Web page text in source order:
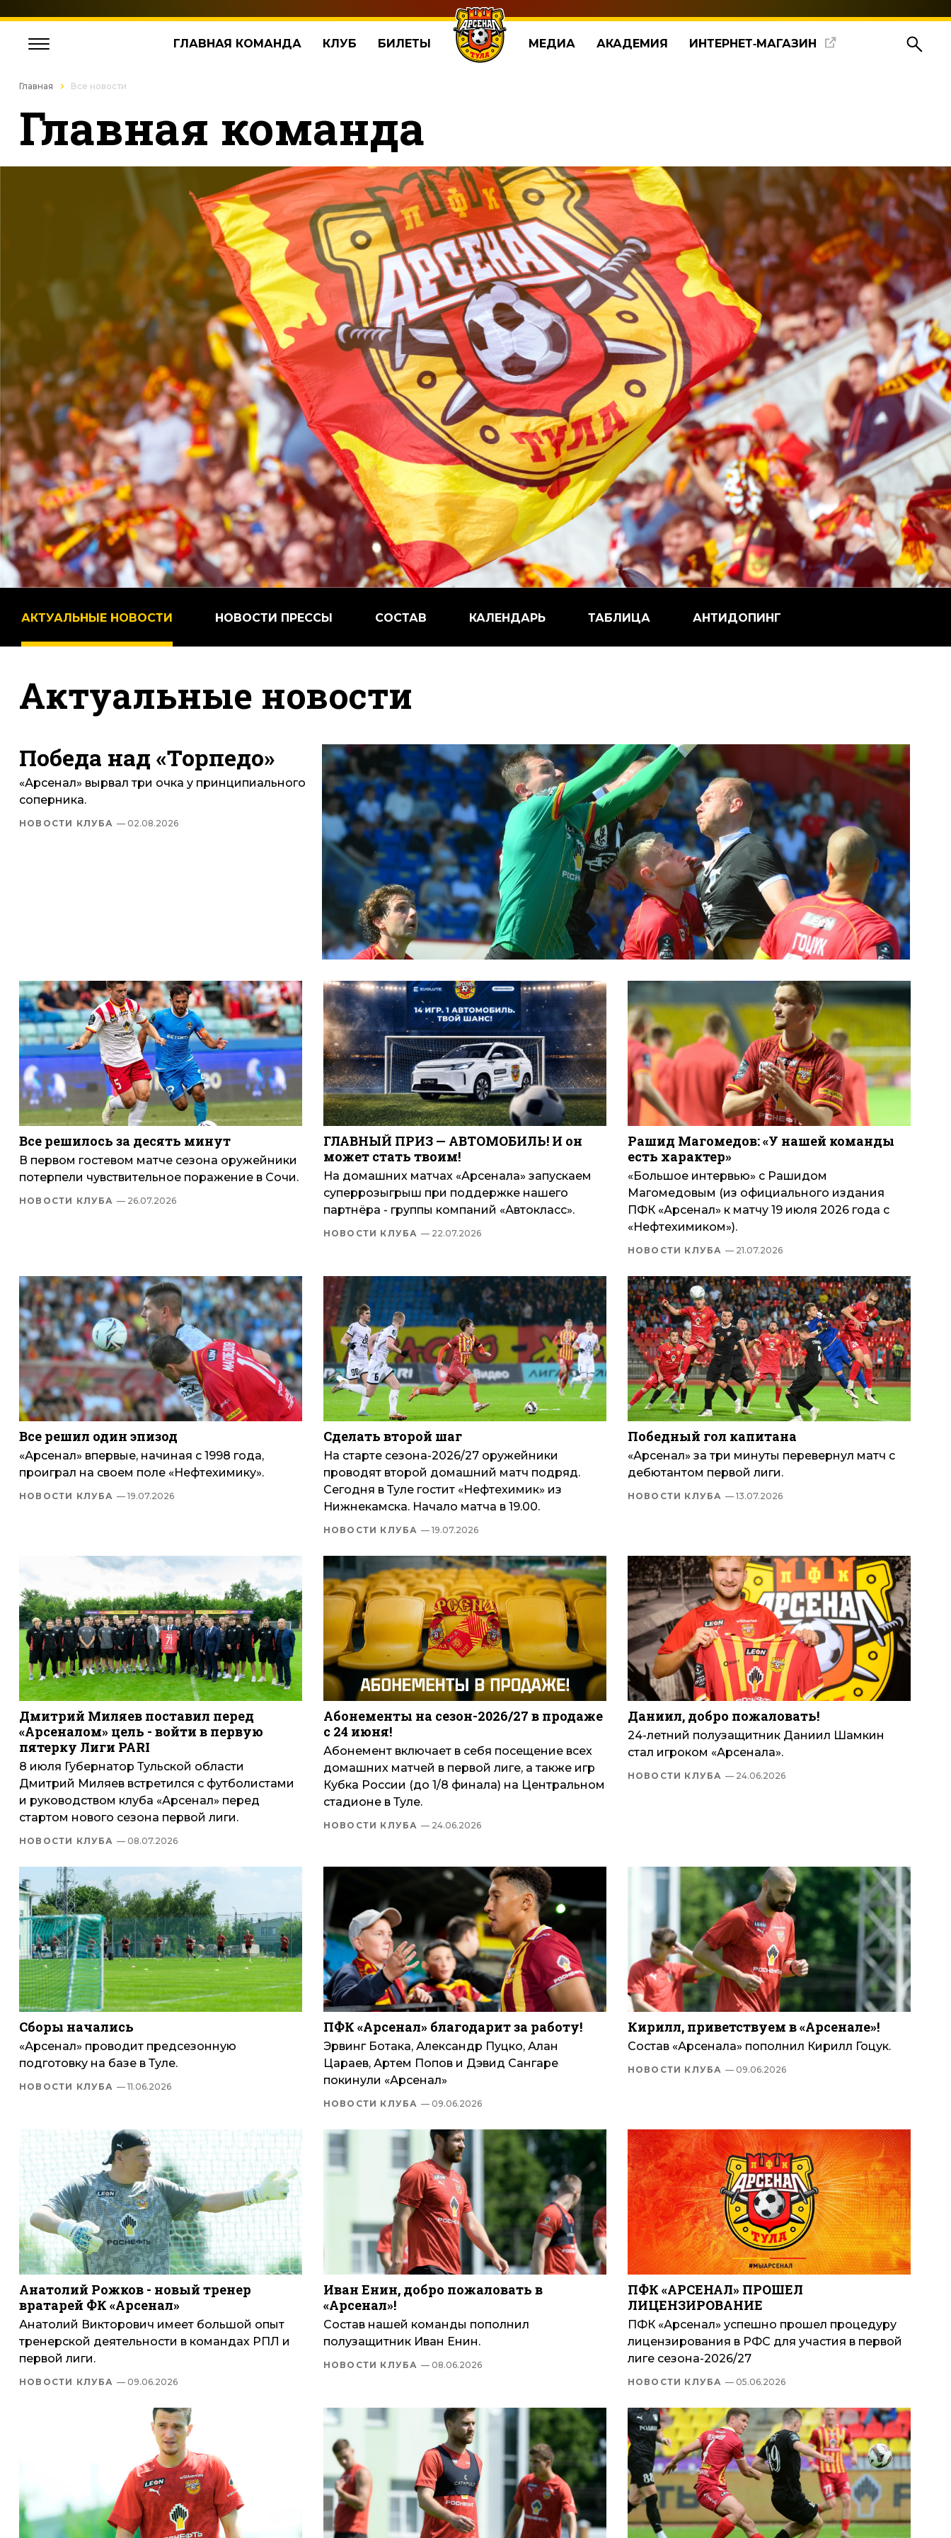
ГЛАВНАЯ КОМАНДА КЛУБ БИЛЕТЫ МЕДИА АКАДЕМИЯ ИНТЕРНЕТ‑МАГАЗИН
Главная Все новости
Главная команда
АКТУАЛЬНЫЕ НОВОСТИ НОВОСТИ ПРЕССЫ СОСТАВ КАЛЕНДАРЬ ТАБЛИЦА АНТИДОПИНГ
Актуальные новости
Победа над «Торпедо»
«Арсенал» вырвал три очка у принципиального
соперника.
НОВОСТИ КЛУБА — 02.08.2026
Все решилось за десять минут
В первом гостевом матче сезона оружейники
потерпели чувствительное поражение в Сочи.
НОВОСТИ КЛУБА — 26.07.2026
ГЛАВНЫЙ ПРИЗ — АВТОМОБИЛЬ! И он
может стать твоим!
На домашних матчах «Арсенала» запускаем
суперрозыгрыш при поддержке нашего
партнёра - группы компаний «Автокласс».
НОВОСТИ КЛУБА — 22.07.2026
Рашид Магомедов: «У нашей команды
есть характер»
«Большое интервью» с Рашидом
Магомедовым (из официального издания
ПФК «Арсенал» к матчу 19 июля 2026 года с
«Нефтехимиком»).
НОВОСТИ КЛУБА — 21.07.2026
Все решил один эпизод
«Арсенал» впервые, начиная с 1998 года,
проиграл на своем поле «Нефтехимику».
НОВОСТИ КЛУБА — 19.07.2026
Сделать второй шаг
На старте сезона-2026/27 оружейники
проводят второй домашний матч подряд.
Сегодня в Туле гостит «Нефтехимик» из
Нижнекамска. Начало матча в 19.00.
НОВОСТИ КЛУБА — 19.07.2026
Победный гол капитана
«Арсенал» за три минуты перевернул матч с
дебютантом первой лиги.
НОВОСТИ КЛУБА — 13.07.2026
Дмитрий Миляев поставил перед
«Арсеналом» цель - войти в первую
пятерку Лиги PARI
8 июля Губернатор Тульской области
Дмитрий Миляев встретился с футболистами
и руководством клуба «Арсенал» перед
стартом нового сезона первой лиги.
НОВОСТИ КЛУБА — 08.07.2026
Абонементы на сезон-2026/27 в продаже
с 24 июня!
Абонемент включает в себя посещение всех
домашних матчей в первой лиге, а также игр
Кубка России (до 1/8 финала) на Центральном
стадионе в Туле.
НОВОСТИ КЛУБА — 24.06.2026
Даниил, добро пожаловать!
24-летний полузащитник Даниил Шамкин
стал игроком «Арсенала».
НОВОСТИ КЛУБА — 24.06.2026
Сборы начались
«Арсенал» проводит предсезонную
подготовку на базе в Туле.
НОВОСТИ КЛУБА — 11.06.2026
ПФК «Арсенал» благодарит за работу!
Эрвинг Ботака, Александр Пуцко, Алан
Цараев, Артем Попов и Дэвид Сангаре
покинули «Арсенал»
НОВОСТИ КЛУБА — 09.06.2026
Кирилл, приветствуем в «Арсенале»!
Состав «Арсенала» пополнил Кирилл Гоцук.
НОВОСТИ КЛУБА — 09.06.2026
Анатолий Рожков - новый тренер
вратарей ФК «Арсенал»
Анатолий Викторович имеет большой опыт
тренерской деятельности в командах РПЛ и
первой лиги.
НОВОСТИ КЛУБА — 09.06.2026
Иван Енин, добро пожаловать в
«Арсенал»!
Состав нашей команды пополнил
полузащитник Иван Енин.
НОВОСТИ КЛУБА — 08.06.2026
ПФК «АРСЕНАЛ» ПРОШЕЛ
ЛИЦЕНЗИРОВАНИЕ
ПФК «Арсенал» успешно прошел процедуру
лицензирования в РФС для участия в первой
лиге сезона-2026/27
НОВОСТИ КЛУБА — 05.06.2026